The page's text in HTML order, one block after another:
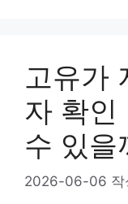
고유가
자 확인
수 있을
2026-06-06 작